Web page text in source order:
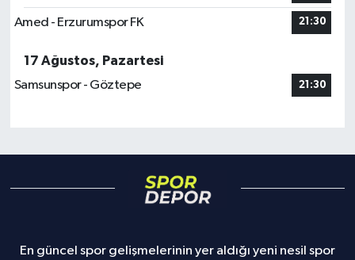
Amed - Erzurumspor FK 21:30
17 Ağustos, Pazartesi
Samsunspor - Göztepe
21:30
En güncel spor gelişmelerinin yer aldığı yeni nesil spor